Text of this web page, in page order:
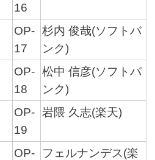
16
OP-
17
杉内 俊哉(ソフトバ
ンク)
OP-
18
松中 信彦(ソフトバ
ンク)
OP-
19
岩隈 久志(楽天)
OP-
フェルナンデス(楽